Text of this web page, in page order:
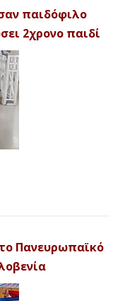
παιδόφιλο
2χρονο παιδί
Πανευρωπαϊκό